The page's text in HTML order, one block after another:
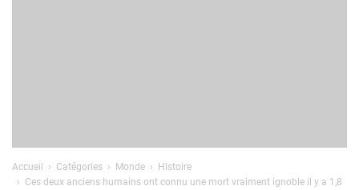
Accueil Catégories Monde
Histoire
Ces deux anciens humains ont connu une mort vraiment ignoble il y a 1,8